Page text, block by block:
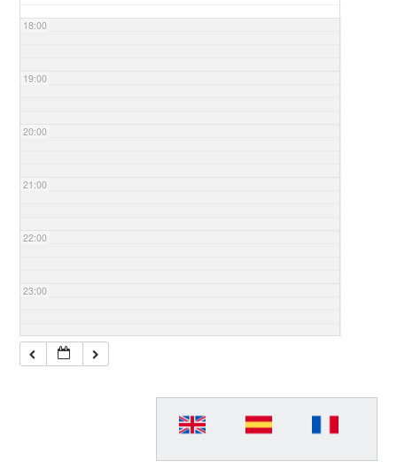
18:00
19:00
20:00
21:00
22:00
23:00